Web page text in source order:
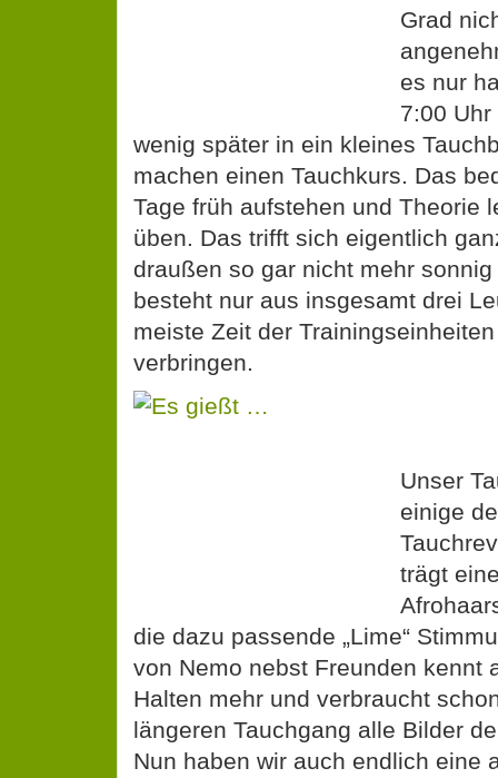
Grad
es nur
7:00
wenig später in ein kleines
machen einen Tauchkurs. Das
Tage früh aufstehen und Theorie
üben. Das trifft sich eigentlich
draußen so gar nicht mehr
besteht nur aus insgesamt drei
meiste Zeit der
verbringen.
Unser
einige
trägt
die dazu passende „Lime“
von Nemo nebst Freunden kennt
Halten mehr und verbraucht
längeren Tauchgang alle Bilder
Nun haben wir auch endlich eine